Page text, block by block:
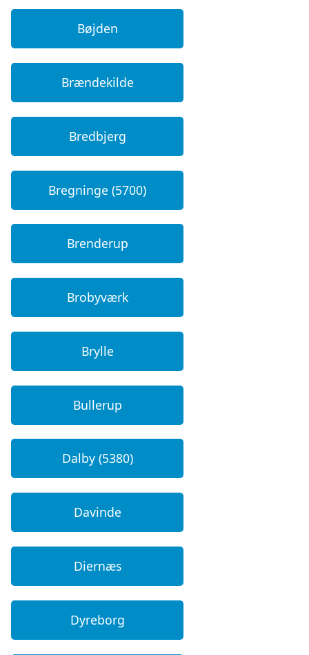
Bøjden
Brændekilde
Bredbjerg
Bregninge (5700)
Brenderup
Brobyværk
Brylle
Bullerup
Dalby (5380)
Davinde
Diernæs
Dyreborg